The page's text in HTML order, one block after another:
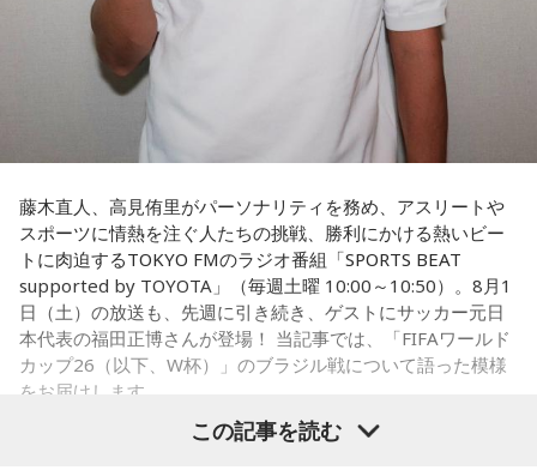
藤木直人、高見侑里がパーソナリティを務め、アスリートや
スポーツに情熱を注ぐ人たちの挑戦、勝利にかける熱いビー
トに肉迫するTOKYO FMのラジオ番組「SPORTS BEAT
supported by TOYOTA」（毎週土曜 10:00～10:50）。8月1
日（土）の放送も、先週に引き続き、ゲストにサッカー元日
本代表の福田正博さんが登場！ 当記事では、「FIFAワールド
カップ26（以下、W杯）」のブラジル戦について語った模様
をお届けします。
この記事を読む